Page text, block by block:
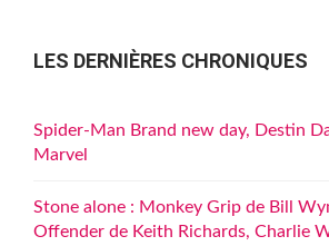
LES DERNIÈRES CHRONIQUES
Spider-Man Brand new day, Destin
Marvel
Stone alone : Monkey Grip de Bill
Offender de Keith Richards, Charlie